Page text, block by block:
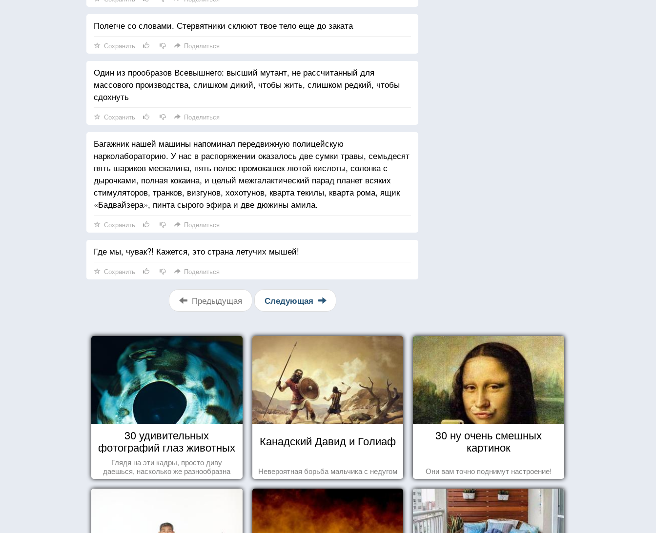
Полегче со словами. Стервятники склюют твое тело еще до заката
Сохранить Поделиться
Один из прообразов Всевышнего: высший мутант, не рассчитанный для
массового производства, слишком дикий, чтобы жить, слишком редкий, чтобы
сдохнуть
Сохранить Поделиться
Багажник нашей машины напоминал передвижную полицейскую
нарколабораторию. У нас в распоряжении оказалось две сумки травы, семьдесят
пять шариков мескалина, пять полос промокашек лютой кислоты, солонка с
дырочками, полная кокаина, и целый межгалактический парад планет всяких
стимуляторов, транков, визгунов, хохотунов, кварта текилы, кварта рома, ящик
«Бадвайзера», пинта сырого эфира и две дюжины амила.
Сохранить Поделиться
Где мы, чувак?! Кажется, это страна летучих мышей!
Сохранить Поделиться
Предыдущая Следующая
30 удивительных
фотографий глаз животных
Глядя на эти кадры, просто диву
даешься, насколько же разнообразна
природа нашего мира!
Канадский Давид и Голиаф
Невероятная борьба мальчика с недугом
30 ну очень смешных
картинок
Они вам точно поднимут настроение!